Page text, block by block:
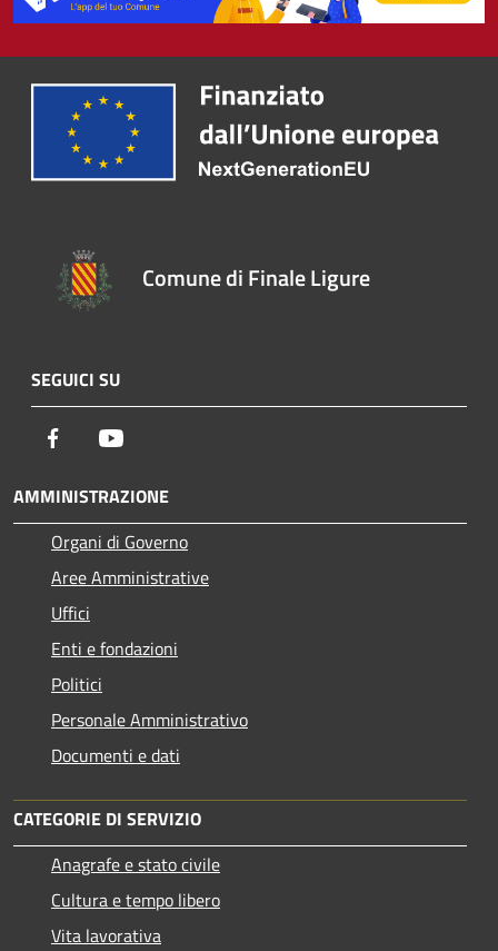
Comune di Finale Ligure
SEGUICI SU
Facebook
AMMINISTRAZIONE
Organi di Governo
Aree Amministrative
Uffici
Enti e fondazioni
Politici
Personale Amministrativo
Documenti e dati
CATEGORIE DI SERVIZIO
Anagrafe e stato civile
Cultura e tempo libero
Vita lavorativa